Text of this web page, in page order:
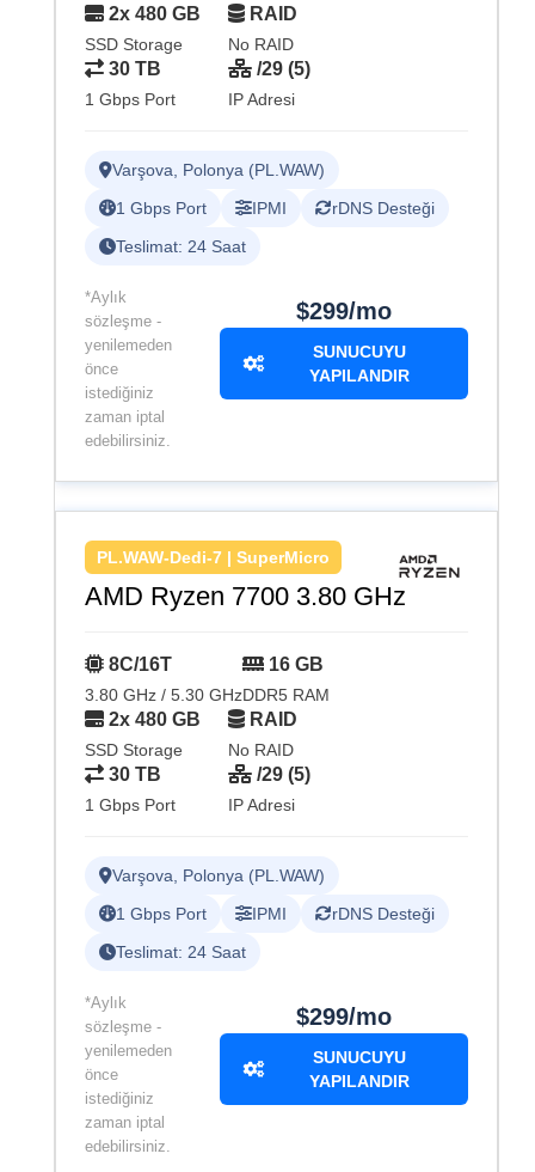
2x 480 GB
SSD Storage
RAID
No RAID
30 TB
1 Gbps Port
/29 (5)
IP Adresi
Varşova, Polonya (PL.WAW)
1 Gbps Port
IPMI
rDNS Desteği
Teslimat: 24 Saat
*Aylık
sözleşme -
yenilemeden
önce
istediğiniz
zaman iptal
edebilirsiniz.
$299/mo
SUNUCUYU
YAPILANDIR
PL.WAW-Dedi-7 | SuperMicro
AMD Ryzen 7700 3.80 GHz
8C/16T
3.80 GHz / 5.30 GHz
16 GB
DDR5 RAM
2x 480 GB
SSD Storage
RAID
No RAID
30 TB
1 Gbps Port
/29 (5)
IP Adresi
Varşova, Polonya (PL.WAW)
1 Gbps Port
IPMI
rDNS Desteği
Teslimat: 24 Saat
*Aylık
sözleşme -
yenilemeden
önce
istediğiniz
zaman iptal
edebilirsiniz.
$299/mo
SUNUCUYU
YAPILANDIR